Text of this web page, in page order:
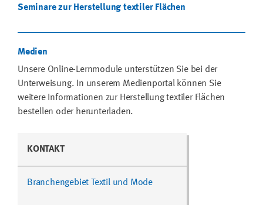
Seminare zur Herstellung textiler Flächen
Medien
Unsere Online-Lernmodule unterstützen Sie bei der
Unterweisung. In unserem Medienportal können Sie
weitere Informationen zur Herstellung textiler Flächen
bestellen oder herunterladen.
KONTAKT
Branchengebiet Textil und Mode